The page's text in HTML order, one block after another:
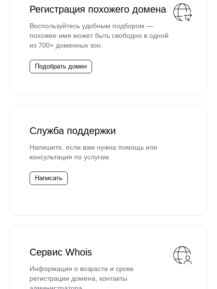
Регистрация похожего домена
Воспользуйтесь удобным подбором —
похожее имя может быть свободно в одной
из 700+ доменных зон.
Подобрать домен
Служба поддержки
Напишите, если вам нужна помощь или
консультация по услугам.
Написать
Сервис Whois
Информация о возрасте и сроке
регистрации домена, контакты